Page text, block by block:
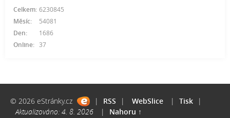
Online: 37
Celkem: 6230845
Měsíc:
54081
Den:
1686
© 2026 eStránky.cz | RSS | WebSlice | Tisk
|
Aktualizováno: 4. 8. 2026
| Nahoru ↑